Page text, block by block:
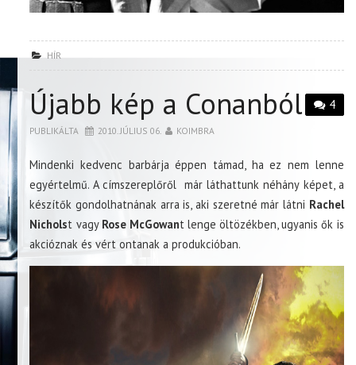
HÍR
4
Újabb kép a Conanból
PUBLIKÁLTA 2010. JÚLIUS 06. KOIMBRA
Mindenki kedvenc barbárja éppen támad, ha ez nem lenne
egyértelmű. A címszereplőről már láthattunk néhány képet, a
készítők gondolhatnának arra is, aki szeretné már látni Rachel
Nicholst vagy Rose McGowant lenge öltözékben, ugyanis ők is
akcióznak és vért ontanak a produkcióban.